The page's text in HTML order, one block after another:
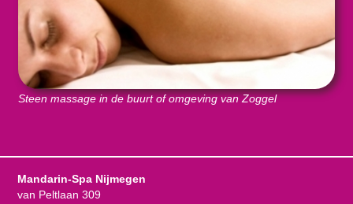
Steen massage in de buurt of omgeving van Zoggel
Mandarin-Spa Nijmegen
van Peltlaan 309